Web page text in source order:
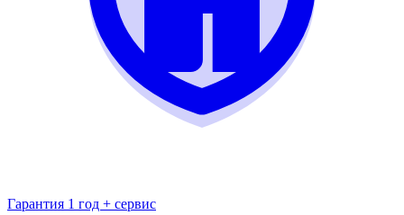
Гарантия 1 год + сервис